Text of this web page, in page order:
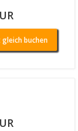
gleich buchen